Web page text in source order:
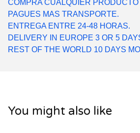
COMPRA CUALQUIER
PAGUES MAS TRANSPORTE.
ENTREGA ENTRE 24-48 HORAS.
DELIVERY IN EUROPE 3 OR 5
REST OF THE WORLD 10 DAYS
You might also like